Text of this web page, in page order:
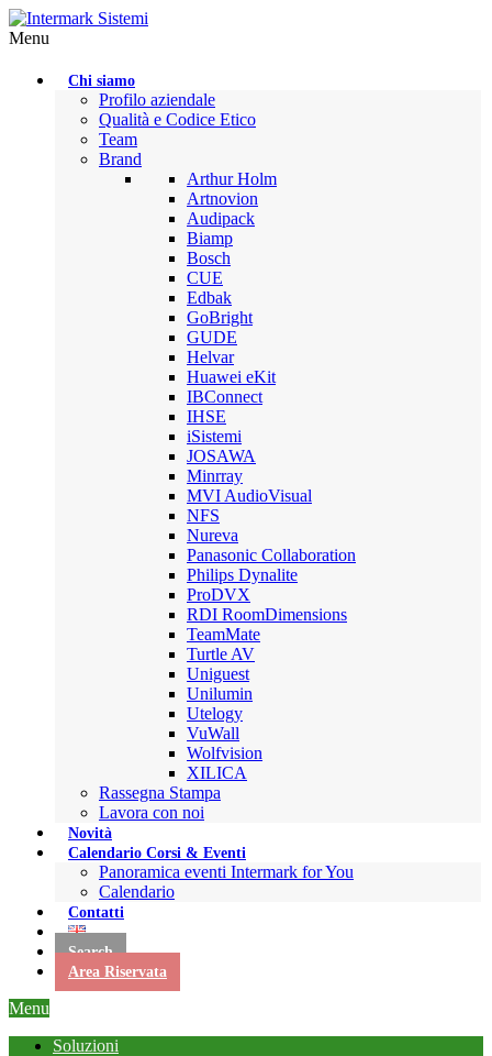
Menu
Chi siamo
Profilo aziendale
Qualità e Codice Etico
Team
Brand
Arthur Holm
Artnovion
Audipack
Biamp
Bosch
CUE
Edbak
GoBright
GUDE
Helvar
Huawei eKit
IBConnect
IHSE
iSistemi
JOSAWA
Minrray
MVI AudioVisual
NFS
Nureva
Panasonic Collaboration
Philips Dynalite
ProDVX
RDI RoomDimensions
TeamMate
Turtle AV
Uniguest
Unilumin
Utelogy
VuWall
Wolfvision
XILICA
Rassegna Stampa
Lavora con noi
Novità
Calendario Corsi & Eventi
Panoramica eventi Intermark for You
Calendario
Contatti
Search
Area Riservata
Menu
Soluzioni